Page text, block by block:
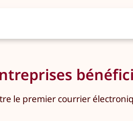
le premier courrier